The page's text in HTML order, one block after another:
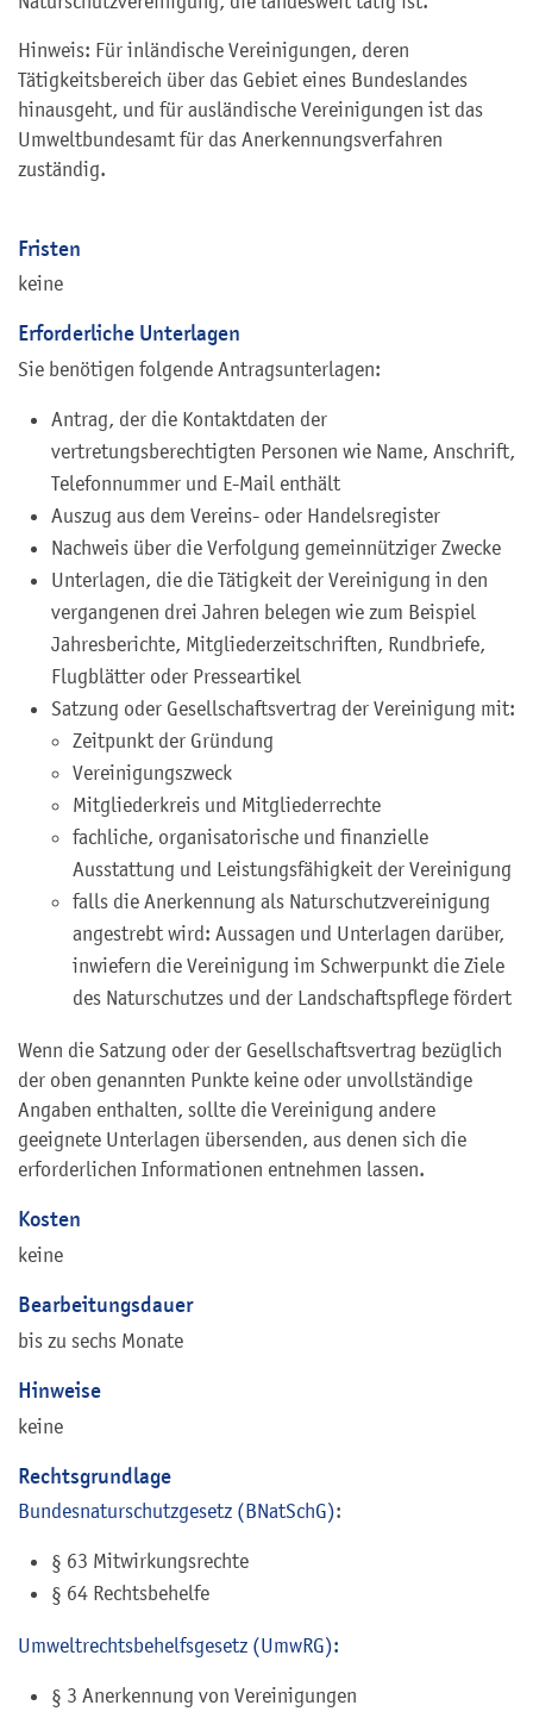
Hinweis: Für inländische Vereinigungen, deren
Tätigkeitsbereich über das Gebiet eines Bundeslandes
hinausgeht, und für ausländische Vereinigungen ist das
Umweltbundesamt für das Anerkennungsverfahren
zuständig.
Fristen
keine
Erforderliche Unterlagen
Sie benötigen folgende Antragsunterlagen:
Antrag, der die Kontaktdaten der
vertretungsberechtigten Personen wie Name, Anschrift,
Telefonnummer und E-Mail enthält
Auszug aus dem Vereins- oder Handelsregister
Nachweis über die Verfolgung gemeinnütziger Zwecke
Unterlagen, die die Tätigkeit der Vereinigung in den
vergangenen drei Jahren belegen wie zum Beispiel
Jahresberichte, Mitgliederzeitschriften, Rundbriefe,
Flugblätter oder Presseartikel
Satzung oder Gesellschaftsvertrag der Vereinigung mit:
Zeitpunkt der Gründung
Vereinigungszweck
Mitgliederkreis und Mitgliederrechte
fachliche, organisatorische und finanzielle
Ausstattung und Leistungsfähigkeit der Vereinigung
falls die Anerkennung als Naturschutzvereinigung
angestrebt wird: Aussagen und Unterlagen darüber,
inwiefern die Vereinigung im Schwerpunkt die Ziele
des Naturschutzes und der Landschaftspflege fördert
Wenn die Satzung oder der Gesellschaftsvertrag bezüglich
der oben genannten Punkte keine oder unvollständige
Angaben enthalten, sollte die Vereinigung andere
geeignete Unterlagen übersenden, aus denen sich die
erforderlichen Informationen entnehmen lassen.
Kosten
keine
Bearbeitungsdauer
bis zu sechs Monate
Hinweise
keine
Rechtsgrundlage
Bundesnaturschutzgesetz (BNatSchG):
§ 63 Mitwirkungsrechte
§ 64 Rechtsbehelfe
Umweltrechtsbehelfsgesetz (UmwRG):
§ 3 Anerkennung von Vereinigungen